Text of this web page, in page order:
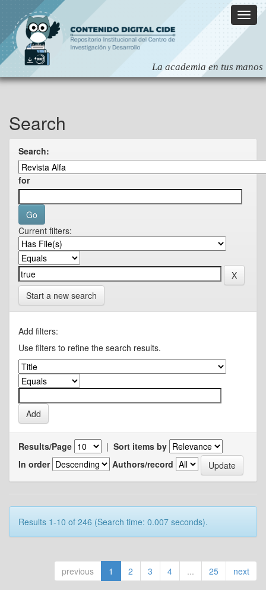
navigation
Search
Search:
for
Current filters:
Start a new search
Add filters:
Use filters to refine the search results.
Results/Page | Sort items by
In order
Authors/record
Results 1-10 of 246 (Search time: 0.007 seconds).
previous 1 2 3 4 ... 25 next